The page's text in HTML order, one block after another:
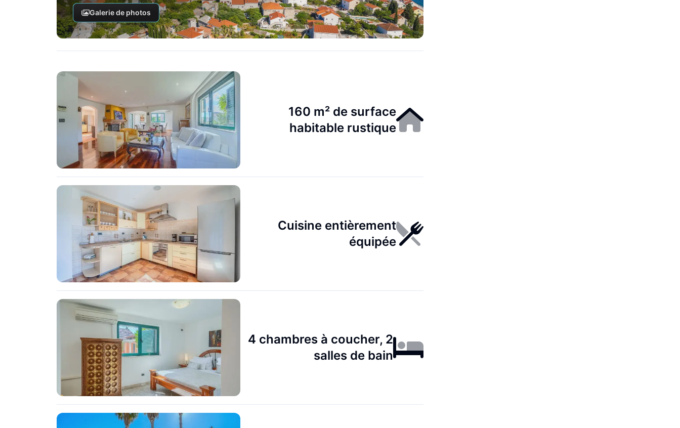
Galerie de photos
160 m² de surface
habitable rustique
Cuisine entièrement
équipée
4 chambres à coucher, 2
salles de bain